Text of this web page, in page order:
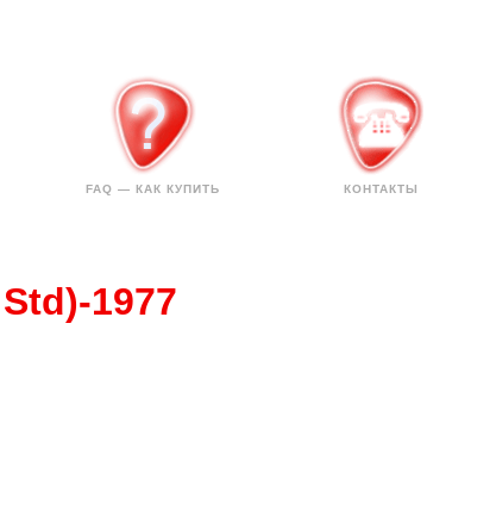
FAQ — КАК КУПИТЬ КОНТАКТЫ
1977